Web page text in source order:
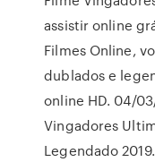
assistir online
Filmes Online,
dublados e
online HD. 04/
Vingadores
Legendado